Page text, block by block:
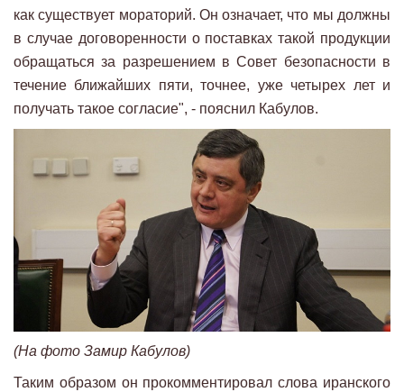
как существует мораторий. Он означает, что мы должны
в случае договоренности о поставках такой продукции
обращаться за разрешением в Совет безопасности в
течение ближайших пяти, точнее, уже четырех лет и
получать такое согласие", - пояснил Кабулов.
(На фото Замир Кабулов)
Таким образом он прокомментировал слова иранского